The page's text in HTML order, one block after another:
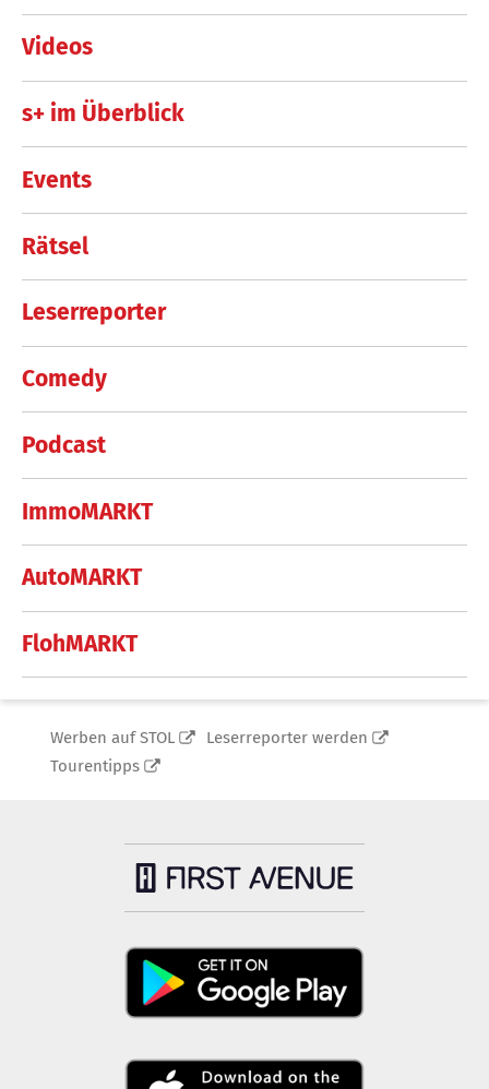
Videos
s+ im Überblick
Events
Rätsel
Leserreporter
Comedy
Podcast
ImmoMARKT
AutoMARKT
FlohMARKT
Werben auf STOL
Leserreporter werden
Tourentipps